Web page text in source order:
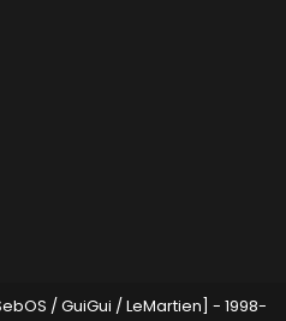
/ GuiGui / LeMartien] - 1998-